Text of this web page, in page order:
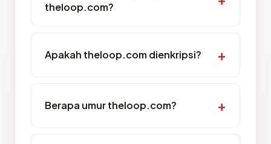
theloop.com?
Apakah theloop.com dienkripsi?
Berapa umur theloop.com?